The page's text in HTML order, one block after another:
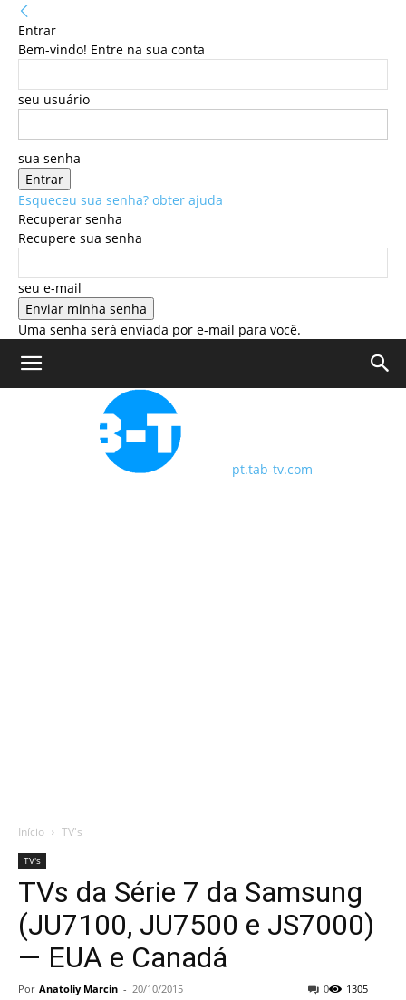
Entrar
Bem-vindo! Entre na sua conta
seu usuário
sua senha
Esqueceu sua senha? obter ajuda
Recuperar senha
Recupere sua senha
seu e-mail
Uma senha será enviada por e-mail para você.
pt.tab-tv.com
Início TV's
TV's
TVs da Série 7 da Samsung
(JU7100, JU7500 e JS7000)
— EUA e Canadá
Por Anatoliy Marcin - 20/10/2015 1305
0